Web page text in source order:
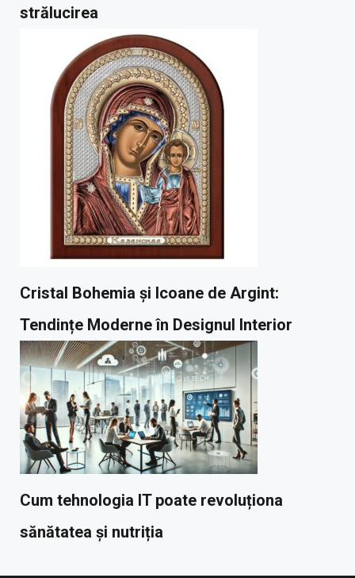
strălucirea
Cristal Bohemia și Icoane de Argint:
Tendințe Moderne în Designul Interior
Cum tehnologia IT poate revoluționa
sănătatea și nutriția